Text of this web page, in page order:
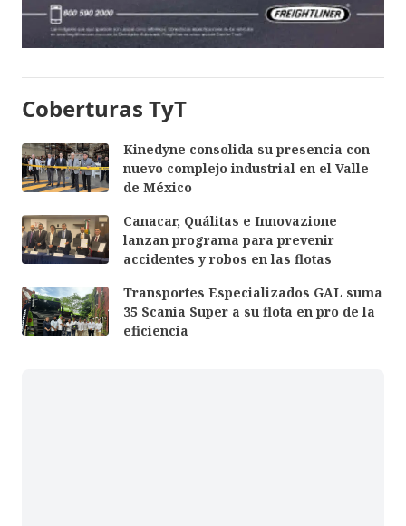
Coberturas TyT
Kinedyne consolida su presencia con
nuevo complejo industrial en el Valle
de México
Canacar, Quálitas e Innovazione
lanzan programa para prevenir
accidentes y robos en las flotas
Transportes Especializados GAL suma
35 Scania Super a su flota en pro de la
eficiencia